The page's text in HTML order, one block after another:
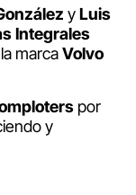
yLuis
Integrales
marcaVolvo
por
y